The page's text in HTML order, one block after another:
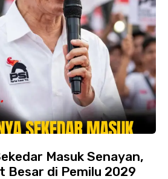
Masuk Senayan,
Besar di Pemilu 2029